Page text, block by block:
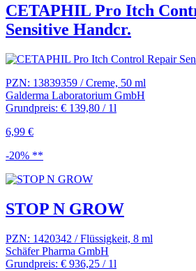
CETAPHIL Pro Itch
Sensitive Handcr.
PZN: 13839359 / Creme, 50 ml
Galderma Laboratorium GmbH
Grundpreis: € 139,80 / 1l
6,99 €
-20% **
STOP N GROW
PZN: 1420342 / Flüssigkeit, 8 ml
Schäfer Pharma GmbH
Grundpreis: € 936,25 / 1l